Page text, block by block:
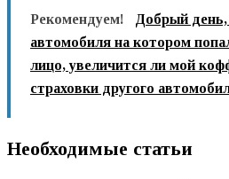
Рекомендуем!
Добрый день,
автомобиля на котором
лицо, увеличится ли мой
страховки другого
Необходимые статьи